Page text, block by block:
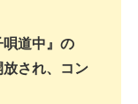
道中』の
放され、コン